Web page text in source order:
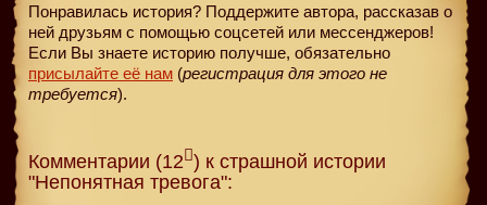
Понравилась история? Поддержите автора, рассказав о
ней друзьям с помощью соцсетей или мессенджеров!
Если Вы знаете историю получше, обязательно
присылайте её нам (регистрация для этого не
требуется).
Комментарии (12 ) к страшной истории
"Непонятная тревога":